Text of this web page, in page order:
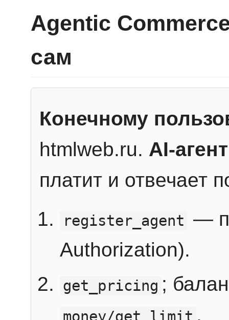
Agentic
сам
Конечному
htmlweb.ru. AI-агент
платит и отвечает
register_agent —
Authorization).
get_pricing ;
.